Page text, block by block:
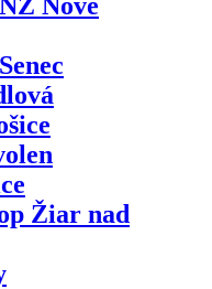
Žiar nad